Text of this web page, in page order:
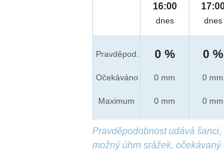
Pravděpod.
Očekáváno
Maximum
16:00
dnes
0 %
0 mm
0 mm
dnes
0 %
0 mm
0 mm
Pravděpodobnost udává
možný úhrn srážek,